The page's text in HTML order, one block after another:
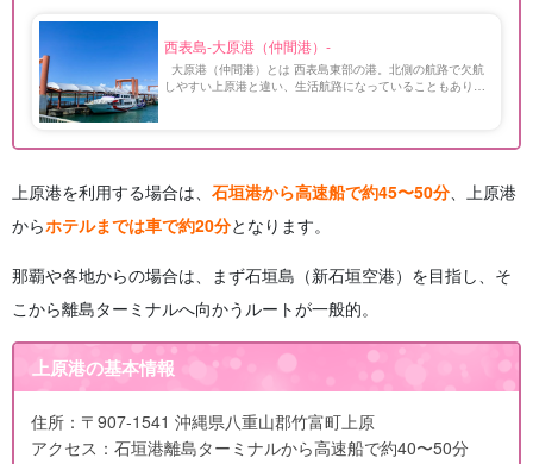
西表島-大原港（仲間港）-
大原港（仲間港）とは 西表島東部の港。北側の航路で欠航
しやすい上原港と違い、生活航路になっていることもあり、
上原港を利用する場合は、 石垣港から高速船で約45〜50分、上原港
からホテルまでは車で約20分となります。
那覇や各地からの場合は、まず石垣島（新石垣空港）を目指し、そ
こから離島ターミナルへ向かうルートが一般的。
上原港の基本情報
住所：〒907-1541 沖縄県八重山郡竹富町上原
アクセス：石垣港離島ターミナルから高速船で約40〜50分